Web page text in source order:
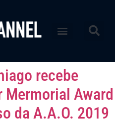
recebe
Award
da A.A.O. 2019